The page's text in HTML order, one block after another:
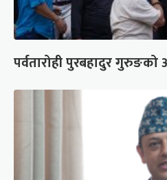
पर्वतारोही पुरबहादुर गुरुङको